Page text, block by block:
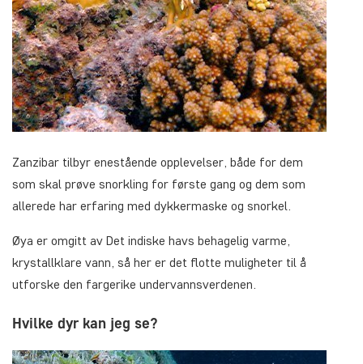
Zanzibar tilbyr enestående opplevelser, både for dem
som skal prøve snorkling for første gang og dem som
allerede har erfaring med dykkermaske og snorkel.
Øya er omgitt av Det indiske havs behagelig varme,
krystallklare vann, så her er det flotte muligheter til å
utforske den fargerike undervannsverdenen.
Hvilke dyr kan jeg se?